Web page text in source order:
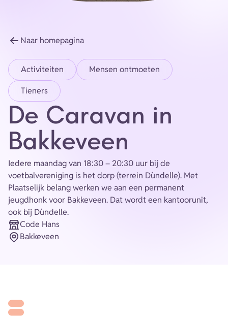
Privacy verklaring
Home
Naar homepagina
Activiteiten
Mensen ontmoeten
Tieners
De Caravan in
Bakkeveen
Iedere maandag van 18:30 – 20:30 uur bij de
voetbalvereniging is het dorp (terrein Dùndelle). Met
Plaatselijk belang werken we aan een permanent
jeugdhonk voor Bakkeveen. Dat wordt een kantoorunit,
ook bij Dùndelle.
Organisatie
Code Hans
PlaatsBakkeveen